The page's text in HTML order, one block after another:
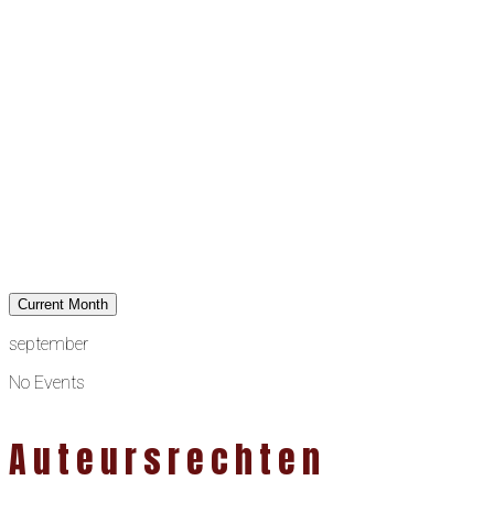
Current Month
september
No Events
Auteursrechten